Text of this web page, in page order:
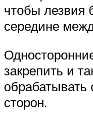
чтобы лезвия
середине
закрепить и
обрабатывать
сторон.